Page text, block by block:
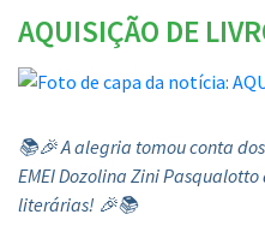
AQUISIÇÃO DE
📚🎉 A alegria tomou conta
EMEI Dozolina Zini
literárias! 🎉📚